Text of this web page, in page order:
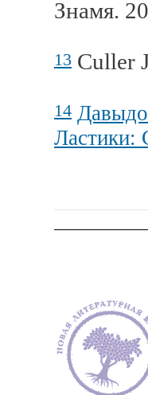
Знамя.
13 Culler
14